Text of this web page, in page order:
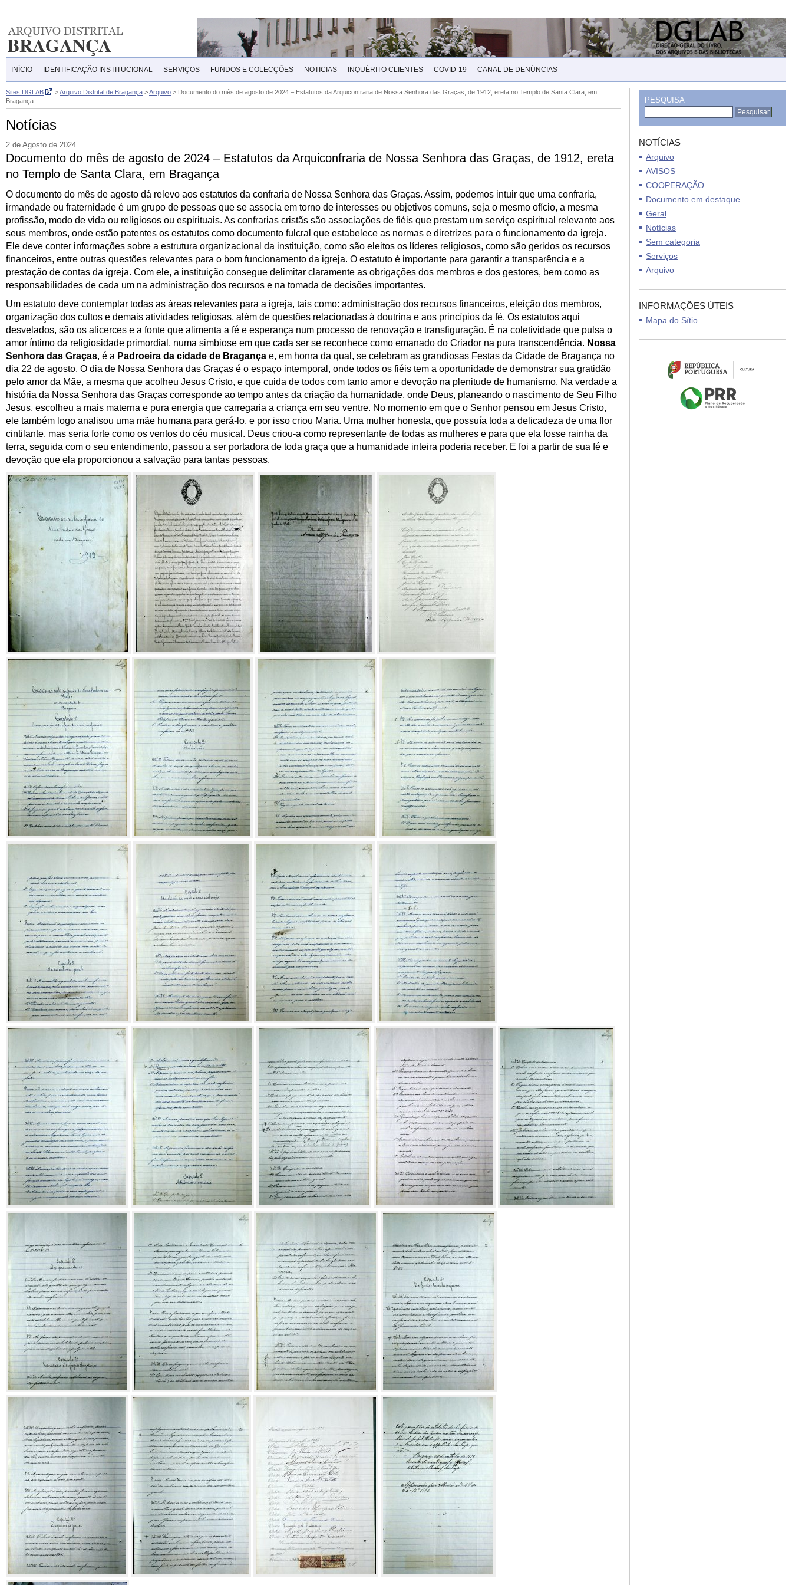
INÍCIO IDENTIFICAÇÃO INSTITUCIONAL SERVIÇOS FUNDOS E COLECÇÕES NOTICIAS INQUÉRITO CLIENTES COVID-19 CANAL DE DENÚNCIAS
Sites DGLAB >Arquivo Distrital de Bragança >Arquivo > Documento do mês de agosto de 2024 – Estatutos da Arquiconfraria de Nossa Senhora das Graças, de 1912, ereta no Templo de Santa Clara, em
Bragança
Notícias
2 de Agosto de 2024
Documento do mês de agosto de 2024 – Estatutos da Arquiconfraria de Nossa Senhora das Graças, de 1912, ereta
no Templo de Santa Clara, em Bragança
O documento do mês de agosto dá relevo aos estatutos da confraria de Nossa Senhora das Graças. Assim, podemos intuir que uma confraria,
irmandade ou fraternidade é um grupo de pessoas que se associa em torno de interesses ou objetivos comuns, seja o mesmo ofício, a mesma
profissão, modo de vida ou religiosos ou espirituais. As confrarias cristãs são associações de fiéis que prestam um serviço espiritual relevante aos
seus membros, onde estão patentes os estatutos como documento fulcral que estabelece as normas e diretrizes para o funcionamento da igreja.
Ele deve conter informações sobre a estrutura organizacional da instituição, como são eleitos os líderes religiosos, como são geridos os recursos
financeiros, entre outras questões relevantes para o bom funcionamento da igreja. O estatuto é importante para garantir a transparência e a
prestação de contas da igreja. Com ele, a instituição consegue delimitar claramente as obrigações dos membros e dos gestores, bem como as
responsabilidades de cada um na administração dos recursos e na tomada de decisões importantes.
Um estatuto deve contemplar todas as áreas relevantes para a igreja, tais como: administração dos recursos financeiros, eleição dos membros,
organização dos cultos e demais atividades religiosas, além de questões relacionadas à doutrina e aos princípios da fé. Os estatutos aqui
desvelados, são os alicerces e a fonte que alimenta a fé e esperança num processo de renovação e transfiguração. É na coletividade que pulsa o
amor íntimo da religiosidade primordial, numa simbiose em que cada ser se reconhece como emanado do Criador na pura transcendência. Nossa
Senhora das Graças, é a Padroeira da cidade de Bragança e, em honra da qual, se celebram as grandiosas Festas da Cidade de Bragança no
dia 22 de agosto. O dia de Nossa Senhora das Graças é o espaço intemporal, onde todos os fiéis tem a oportunidade de demonstrar sua gratidão
pelo amor da Mãe, a mesma que acolheu Jesus Cristo, e que cuida de todos com tanto amor e devoção na plenitude de humanismo. Na verdade a
história da Nossa Senhora das Graças corresponde ao tempo antes da criação da humanidade, onde Deus, planeando o nascimento de Seu Filho
Jesus, escolheu a mais materna e pura energia que carregaria a criança em seu ventre. No momento em que o Senhor pensou em Jesus Cristo,
ele também logo analisou uma mãe humana para gerá-lo, e por isso criou Maria. Uma mulher honesta, que possuía toda a delicadeza de uma flor
cintilante, mas seria forte como os ventos do céu musical. Deus criou-a como representante de todas as mulheres e para que e la fosse rainha da
terra, seguida com o seu entendimento, passou a ser portadora de toda graça que a humanidade inteira poderia receber. E foi a partir de sua fé e
devoção que ela proporcionou a salvação para tantas pessoas.
PESQUISA
NOTÍCIAS
Arquivo
AVISOS
COOPERAÇÃO
Documento em destaque
Geral
Notícias
Sem categoria
Serviços
Arquivo
INFORMAÇÕES ÚTEIS
Mapa do Sítio